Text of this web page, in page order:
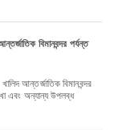
বিমানবন্দর পর্যন্ত
এবং অন্যান্য উপলব্ধ